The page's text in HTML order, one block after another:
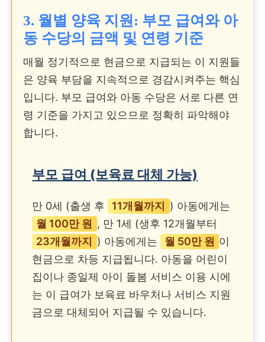
셋째 이상
300만 원 이상
장기간에 걸쳐 분할 지
급하여 양육 안정성 확
3. 월별 양육 지원: 부모 급여와 아
동 수당의 금액 및 연령 기준
매월 정기적으로 현금으로 지급되는 이 지원들
은 양육 부담을 지속적으로 경감시켜주는 핵심
입니다. 부모 급여와 아동 수당은 서로 다른 연
령 기준을 가지고 있으므로 정확히 파악해야
합니다.
부모 급여 (보육료 대체 가능)
만 0세 (출생 후 11개월까지 ) 아동에게는
월 100만 원 , 만 1세 (생후 12개월부터
23개월까지 ) 아동에게는 월 50만 원 이
현금으로 차등 지급됩니다. 아동을 어린이
집이나 종일제 아이 돌봄 서비스 이용 시에
는 이 급여가 보육료 바우처나 서비스 지원
금으로 대체되어 지급될 수 있습니다.